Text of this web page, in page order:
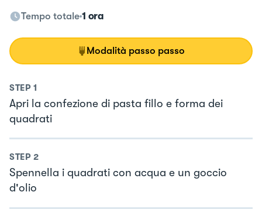
Tempo totale 1 ora
Modalità passo passo
STEP 1
Apri la confezione di pasta fillo e forma dei
quadrati
STEP 2
Spennella i quadrati con acqua e un goccio
d'olio